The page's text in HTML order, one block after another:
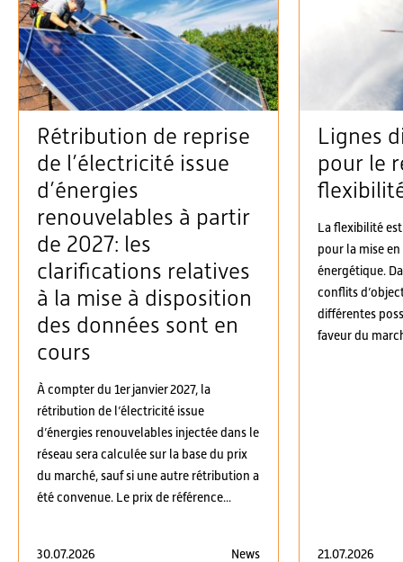
Rétribution de reprise
de l’électricité issue
d’énergies
renouvelables à partir
de 2027: les
clarifications relatives
à la mise à disposition
des données sont en
cours
À compter du 1er janvier 2027, la
rétribution de l’électricité issue
d’énergies renouvelables injectée dans le
réseau sera calculée sur la base du prix
du marché, sauf si une autre rétribution a
été convenue. Le prix de référence...
30.07.2026 News
Lignes
pour le
La flexibilité
pour la mise
énergétique.
conflits
différentes
faveur du
21.07.2026